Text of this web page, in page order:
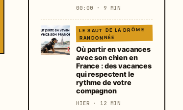
00:00 · 9 MIN
LE SAUT DE LA DRÔME
RANDONNÉE
Où partir en vacances
avec son chien en
France : des vacances
qui respectent le
rythme de votre
compagnon
HIER · 12 MIN